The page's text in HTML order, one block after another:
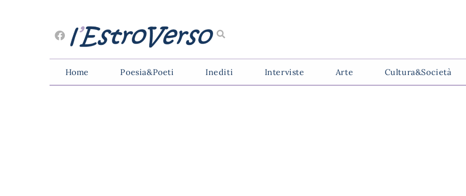
Home Poesia&Poeti Inediti Interviste Arte Cultura&Società